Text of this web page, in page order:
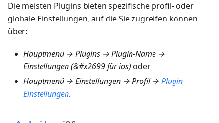
Die meisten Plugins bieten spezifische profil- oder
globale Einstellungen, auf die Sie zugreifen können
über:
Hauptmenü → Plugins → Plugin-Name →
Einstellungen (&#x2699 für ios) oder
Hauptmenü → Einstellungen → Profil → Plugin-
Einstellungen.